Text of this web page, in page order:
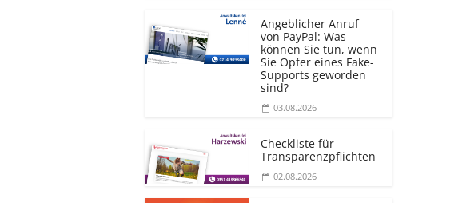
Angeblicher Anruf
von PayPal: Was
können Sie tun, wenn
Sie Opfer eines Fake-
Supports geworden
sind?
03.08.2026
Checkliste für
Transparenz­pflichten
02.08.2026